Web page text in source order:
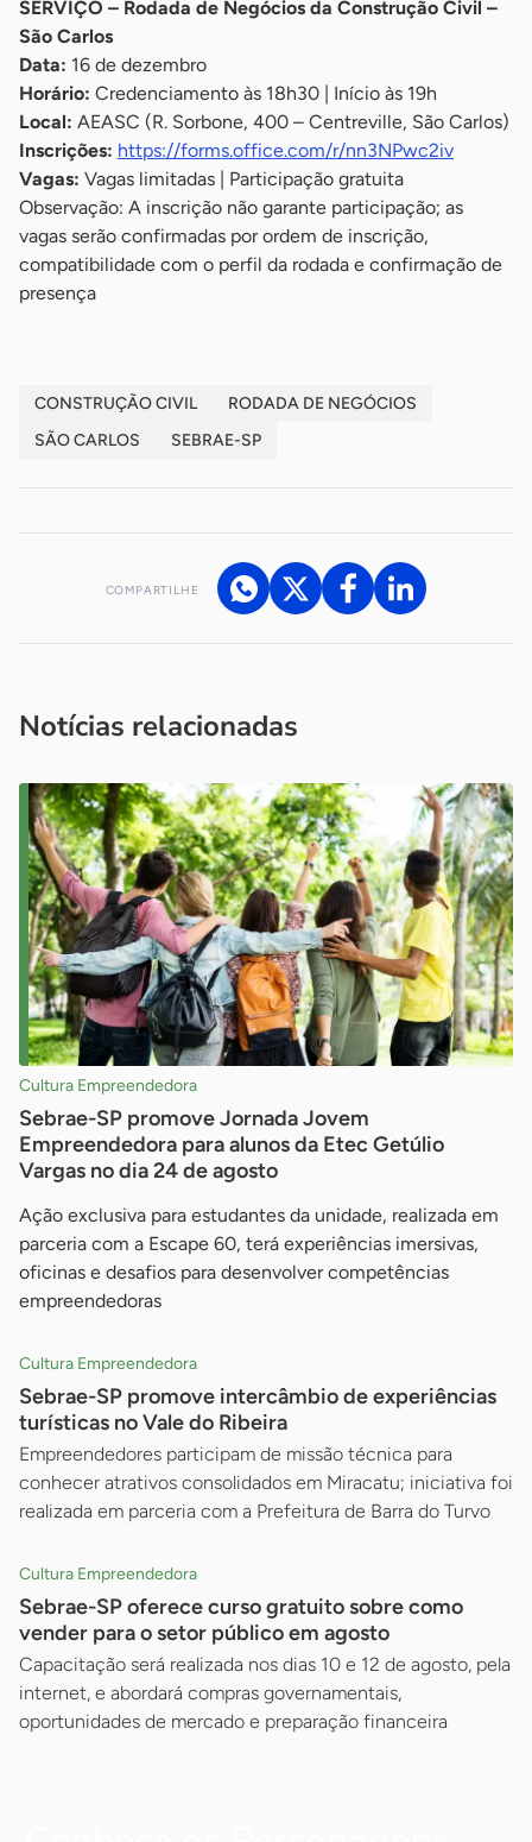
SERVIÇO – Rodada de Negócios da Construção Civil –
São Carlos
Data: 16 de dezembro
Horário: Credenciamento às 18h30 | Início às 19h
Local: AEASC (R. Sorbone, 400 – Centreville, São Carlos)
Inscrições: https://forms.office.com/r/nn3NPwc2iv
Vagas: Vagas limitadas | Participação gratuita
Observação: A inscrição não garante participação; as
vagas serão confirmadas por ordem de inscrição,
compatibilidade com o perfil da rodada e confirmação de
presença
CONSTRUÇÃO CIVIL
RODADA DE NEGÓCIOS
SÃO CARLOS
SEBRAE-SP
COMPARTILHE
Notícias relacionadas
Cultura Empreendedora
Sebrae-SP promove Jornada Jovem
Empreendedora para alunos da Etec Getúlio
Vargas no dia 24 de agosto
Ação exclusiva para estudantes da unidade, realizada em
parceria com a Escape 60, terá experiências imersivas,
oficinas e desafios para desenvolver competências
empreendedoras
Cultura Empreendedora
Sebrae-SP promove intercâmbio de experiências
turísticas no Vale do Ribeira
Empreendedores participam de missão técnica para
conhecer atrativos consolidados em Miracatu; iniciativa foi
realizada em parceria com a Prefeitura de Barra do Turvo
Cultura Empreendedora
Sebrae-SP oferece curso gratuito sobre como
vender para o setor público em agosto
Capacitação será realizada nos dias 10 e 12 de agosto, pela
internet, e abordará compras governamentais,
oportunidades de mercado e preparação financeira